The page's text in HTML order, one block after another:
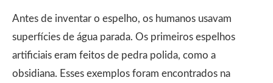
Antes de inventar o espelho, os humanos usavam
superfícies de água parada. Os primeiros espelhos
artificiais eram feitos de pedra polida, como a
obsidiana. Esses exemplos foram encontrados na